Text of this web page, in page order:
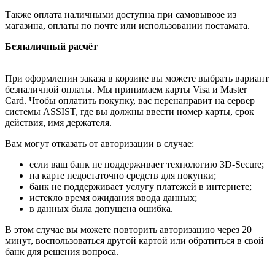
Также оплата наличными доступна при самовывозе из
магазина, оплаты по почте или использовании постамата.
Безналичный расчёт
При оформлении заказа в корзине вы можете выбрать вариант
безналичной оплаты. Мы принимаем карты Visa и Master
Card. Чтобы оплатить покупку, вас перенаправит на сервер
системы ASSIST, где вы должны ввести номер карты, срок
действия, имя держателя.
Вам могут отказать от авторизации в случае:
если ваш банк не поддерживает технологию 3D-Secure;
на карте недостаточно средств для покупки;
банк не поддерживает услугу платежей в интернете;
истекло время ожидания ввода данных;
в данных была допущена ошибка.
В этом случае вы можете повторить авторизацию через 20
минут, воспользоваться другой картой или обратиться в свой
банк для решения вопроса.